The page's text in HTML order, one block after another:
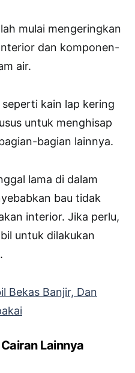
mulai mengeringkan
dan komponen-
air.
kain lap kering
untuk menghisap
bagian lainnya.
lama di dalam
bau tidak
interior. Jika perlu,
untuk dilakukan
Bekas Banjir, Dan
Lainnya